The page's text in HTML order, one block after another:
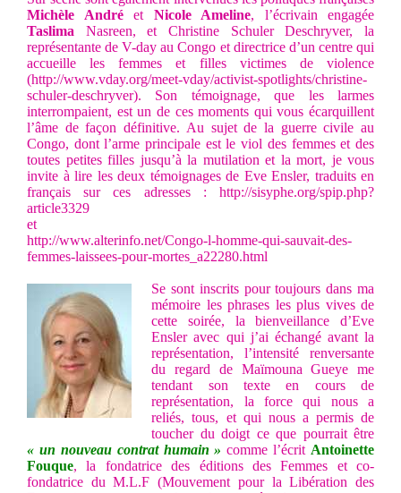
Michèle Andréet Nicole Ameline, l’écrivain engagée
Taslima Nasreen, et Christine Schuler Deschryver, la
représentante de V-day au Congo et directrice d’un centre qui
accueille les femmes et filles victimes de violence
(http://www.vday.org/meet-vday/activist-spotlights/christine-
schuler-deschryver). Son témoignage, que les larmes
interrompaient, est un de ces moments qui vous écarquillent
l’âme de façon définitive. Au sujet de la guerre civile au
Congo, dont l’arme principale est le viol des femmes et des
toutes petites filles jusqu’à la mutilation et la mort, je vous
invite à lire les deux témoignages de Eve Ensler, traduits en
français sur ces adresses : http://sisyphe.org/spip.php?
article3329
et
http://www.alterinfo.net/Congo-l-homme-qui-sauvait-des-
femmes-laissees-pour-mortes_a22280.html
Se sont inscrits pour toujours dans ma
mémoire les phrases les plus vives de
cette soirée, la bienveillance d’Eve
Ensler avec qui j’ai échangé avant la
représentation, l’intensité renversante
du regard de Maïmouna Gueye me
tendant son texte en cours de
représentation, la force qui nous a
reliés, tous, et qui nous a permis de
toucher du doigt ce que pourrait être
« un nouveau contrat humain » comme l’écrit Antoinette
Fouque, la fondatrice des éditions des Femmes et co-
fondatrice du M.L.F (Mouvement pour la Libération des